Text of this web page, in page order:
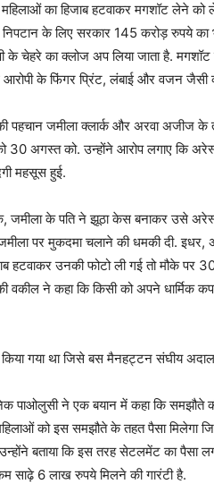
का हिजाब हटवाकर मगशॉट लेने
के लिए सरकार 145 करोड़ रुपये
के चेहरे का क्लोज अप लिया जाता है.
के फिंगर प्रिंट, लंबाई और वजन जैसी
पहचान जमीला क्लार्क और अरवा अजीज
30 अगस्त को. उन्होंने आरोप लगाए कि
महसूस हुई.
जमीला के पति ने झूठा केस बनाकर उसे
पर मुकदमा चलाने की धमकी दी.
हटवाकर उनकी फोटो ली गई तो मौके
ने कहा कि किसी को अपने धार्मिक
किया गया था जिसे बस मैनहट्टन संघीय
पाओलुसी ने एक बयान में कहा कि
को इस समझौते के तहत पैसा मिलेगा
बताया कि इस तरह सेटलमेंट का पैसा
साढ़े 6 लाख रुपये मिलने की गारंटी है.